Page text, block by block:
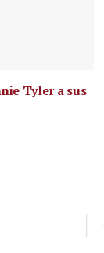
Tyler a sus